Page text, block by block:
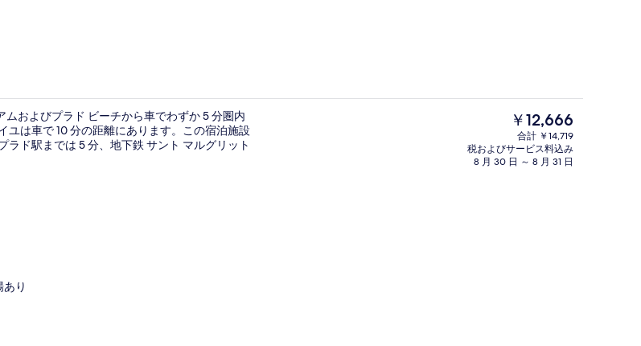
ゲーム室
およびプラド ビーチから車でわずか 5 分圏内
ユは車で 10 分の距離にあります。この宿泊施設
ド駅までは 5 分、地下鉄 サント マルグリット
り
現
在
の
料
￥12,666
合計 ￥14,719
税およびサービス料込み
8 月 30 日 ～ 8 月 31 日